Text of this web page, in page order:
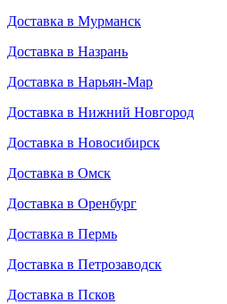
Доставка в Мурманск
Доставка в Назрань
Доставка в Нарьян-Мар
Доставка в Нижний Новгород
Доставка в Новосибирск
Доставка в Омск
Доставка в Оренбург
Доставка в Пермь
Доставка в Петрозаводск
Доставка в Псков